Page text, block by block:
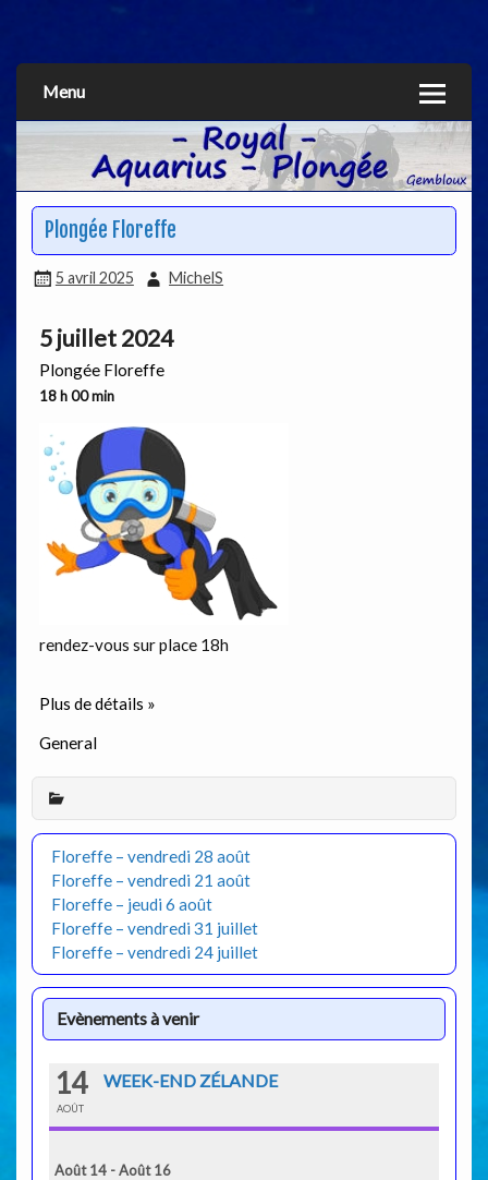
Menu
Plongée Floreffe
5 avril 2025 MichelS
5 juillet 2024
Plongée Floreffe
18 h 00 min
rendez-vous sur place 18h
Plus de détails »
General
Floreffe – vendredi 28 août
Floreffe – vendredi 21 août
Floreffe – jeudi 6 août
Floreffe – vendredi 31 juillet
Floreffe – vendredi 24 juillet
Evènements à venir
14
AOÛT
WEEK-END ZÉLANDE
Août 14 - Août 16